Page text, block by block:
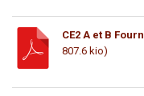
CE2 A et B
807.6 kio)